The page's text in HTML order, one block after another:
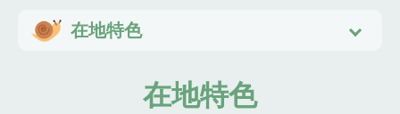
在地特色
在地特色